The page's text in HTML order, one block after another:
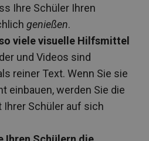
Ihre Schüler Ihren
genießen.
viele visuelle Hilfsmittel
und Videos sind
reiner Text. Wenn Sie sie
einbauen, werden Sie die
Schüler auf sich